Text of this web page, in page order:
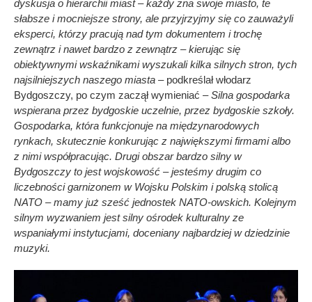
dyskusja o hierarchii miast – każdy zna swoje miasto, te
słabsze i mocniejsze strony, ale przyjrzyjmy się co zauważyli
eksperci, którzy pracują nad tym dokumentem i trochę
zewnątrz i nawet bardzo z zewnątrz – kierując się
obiektywnymi wskaźnikami wyszukali kilka silnych stron, tych
najsilniejszych naszego miasta – podkreślał włodarz
Bydgoszczy, po czym zaczął wymieniać –Silna gospodarka
wspierana przez bydgoskie uczelnie, przez bydgoskie szkoły.
Gospodarka, która funkcjonuje na międzynarodowych
rynkach, skutecznie konkurując z największymi firmami albo
z nimi współpracując. Drugi obszar bardzo silny w
Bydgoszczy to jest wojskowość – jesteśmy drugim co
liczebności garnizonem w Wojsku Polskim i polską stolicą
NATO – mamy już sześć jednostek NATO-owskich. Kolejnym
silnym wyzwaniem jest silny ośrodek kulturalny ze
wspaniałymi instytucjami, doceniany najbardziej w dziedzinie
muzyki.